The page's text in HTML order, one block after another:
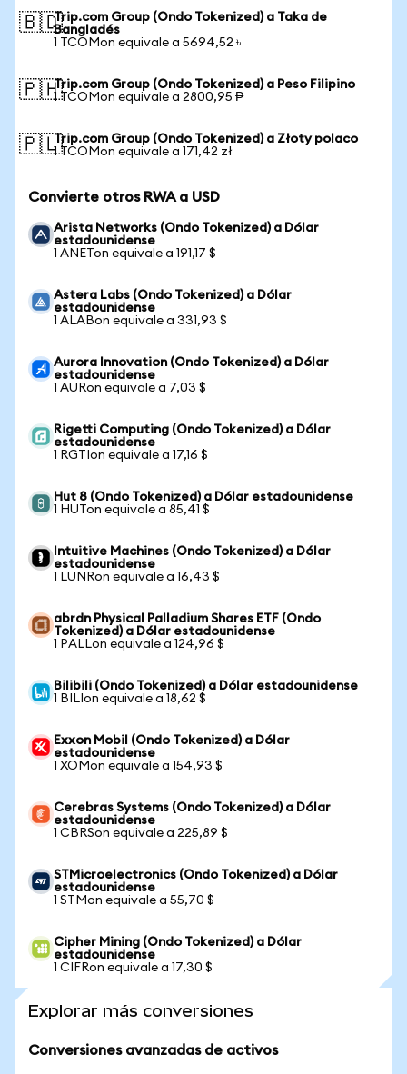
🇧🇩Trip.com Group (Ondo Tokenized) a Taka de
Bangladés
1 TCOMon equivale a 5694,52 ৳
🇵🇭Trip.com Group (Ondo Tokenized) a Peso Filipino
1 TCOMon equivale a 2800,95 ₱
🇵🇱Trip.com Group (Ondo Tokenized) a Złoty polaco
1 TCOMon equivale a 171,42 zł
Convierte otros RWA a USD
Arista Networks (Ondo Tokenized) a Dólar
estadounidense
1 ANETon equivale a 191,17 $
Astera Labs (Ondo Tokenized) a Dólar
estadounidense
1 ALABon equivale a 331,93 $
Aurora Innovation (Ondo Tokenized) a Dólar
estadounidense
1 AURon equivale a 7,03 $
Rigetti Computing (Ondo Tokenized) a Dólar
estadounidense
1 RGTIon equivale a 17,16 $
Hut 8 (Ondo Tokenized) a Dólar estadounidense
1 HUTon equivale a 85,41 $
Intuitive Machines (Ondo Tokenized) a Dólar
estadounidense
1 LUNRon equivale a 16,43 $
abrdn Physical Palladium Shares ETF (Ondo
Tokenized) a Dólar estadounidense
1 PALLon equivale a 124,96 $
Bilibili (Ondo Tokenized) a Dólar estadounidense
1 BILIon equivale a 18,62 $
Exxon Mobil (Ondo Tokenized) a Dólar
estadounidense
1 XOMon equivale a 154,93 $
Cerebras Systems (Ondo Tokenized) a Dólar
estadounidense
1 CBRSon equivale a 225,89 $
STMicroelectronics (Ondo Tokenized) a Dólar
estadounidense
1 STMon equivale a 55,70 $
Cipher Mining (Ondo Tokenized) a Dólar
estadounidense
1 CIFRon equivale a 17,30 $
Explorar más conversiones
Conversiones avanzadas de activos